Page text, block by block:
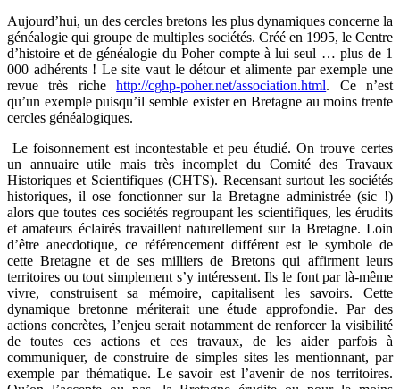
Aujourd’hui, un des cercles bretons les plus dynamiques concerne la
généalogie qui groupe de multiples sociétés. Créé en 1995, le Centre
d’histoire et de généalogie du Poher compte à lui seul … plus de 1
000 adhérents ! Le site vaut le détour et alimente par exemple une
revue très richehttp://cghp-poher.net/association.html. Ce n’est
qu’un exemple puisqu’il semble exister en Bretagne au moins trente
cercles généalogiques.
Le foisonnement est incontestable et peu étudié. On trouve certes
un annuaire utile mais très incomplet du Comité des Travaux
Historiques et Scientifiques (CHTS). Recensant surtout les sociétés
historiques, il ose fonctionner sur la Bretagne administrée (sic !)
alors que toutes ces sociétés regroupant les scientifiques, les érudits
et amateurs éclairés travaillent naturellement sur la Bretagne. Loin
d’être anecdotique, ce référencement différent est le symbole de
cette Bretagne et de ses milliers de Bretons qui affirment leurs
territoires ou tout simplement s’y intéressent. Ils le font par là-même
vivre, construisent sa mémoire, capitalisent les savoirs. Cette
dynamique bretonne mériterait une étude approfondie. Par des
actions concrètes, l’enjeu serait notamment de renforcer la visibilité
de toutes ces actions et ces travaux, de les aider parfois à
communiquer, de construire de simples sites les mentionnant, par
exemple par thématique. Le savoir est l’avenir de nos territoires.